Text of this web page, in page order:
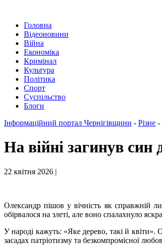
Головна
Відеоновини
Війна
Економіка
Кримінал
Культура
Політика
Спорт
Суспільство
Блоги
Інформаційний портал Чернігівщини - Різне -
На війні загинув син
22 квітня 2026 |
Олександр пішов у вічність як справжній
обірвалося на злеті, але воно спалахнуло
У народі кажуть: «Яке дерево, такі й
засадах патріотизму та безкомпромісної